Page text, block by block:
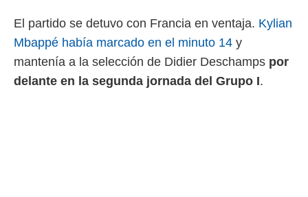
El partido se detuvo con Francia en ventaja. Kylian
Mbappé había marcado en el minuto 14 y
mantenía a la selección de Didier Deschamps por
delante en la segunda jornada del Grupo I.